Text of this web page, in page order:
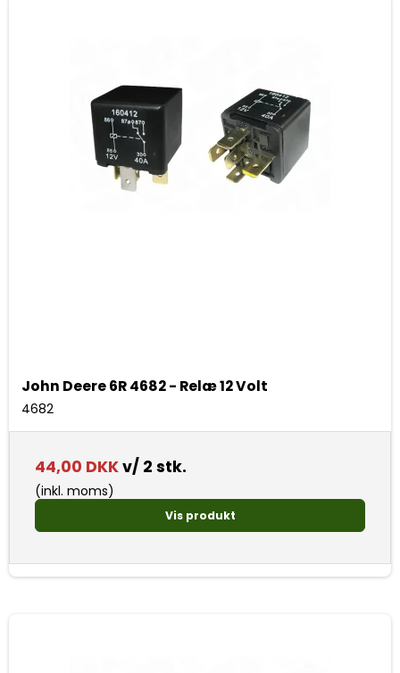
John Deere 6R 4682 - Relæ 12 Volt
4682
44,00 DKKv/ 2 stk.
(inkl. moms)
Vis produkt